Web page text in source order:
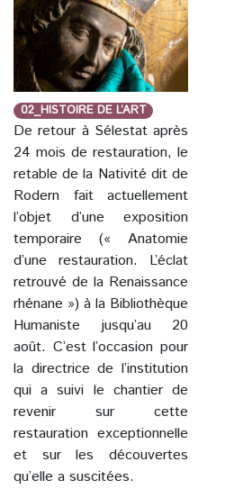
02_HISTOIRE DE L’ART
De retour à Sélestat après
24 mois de restauration, le
retable de la Nativité dit de
Rodern fait actuellement
l’objet d’une exposition
temporaire (« Anatomie
d’une restauration. L’éclat
retrouvé de la Renaissance
rhénane ») à la Bibliothèque
Humaniste jusqu’au 20
août. C’est l’occasion pour
la directrice de l’institution
qui a suivi le chantier de
revenir sur cette
restauration exceptionnelle
et sur les découvertes
qu’elle a suscitées.